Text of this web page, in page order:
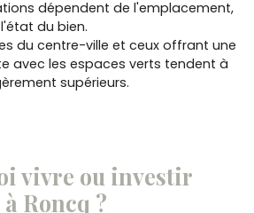
dépendent de l'emplacement,
du bien.
du centre-ville et ceux offrant une
avec les espaces verts tendent à
supérieurs.
vivre ou investir
à Roncq ?